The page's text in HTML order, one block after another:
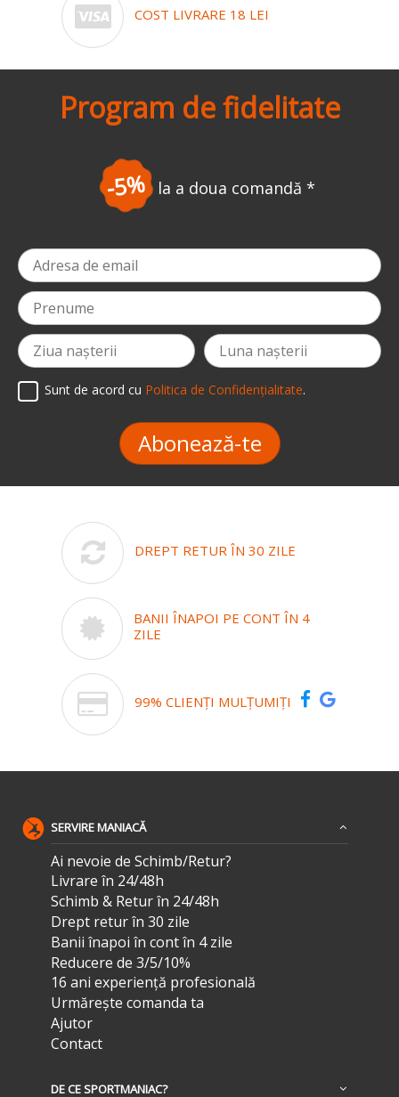
COST LIVRARE 18 LEI
Program de fidelitate
-5% la a doua comandă *
Sunt de acord cu Politica de Confidențialitate.
Abonează-te
DREPT RETUR ÎN 30 ZILE
BANII ÎNAPOI PE CONT ÎN 4
ZILE
99% CLIENȚI MULȚUMIȚI
SERVIRE MANIACĂ
Ai nevoie de Schimb/Retur?
Livrare în 24/48h
Schimb & Retur în 24/48h
Drept retur în 30 zile
Banii înapoi în cont în 4 zile
Reducere de 3/5/10%
16 ani experiență profesională
Urmărește comanda ta
Ajutor
Contact
DE CE SPORTMANIAC?